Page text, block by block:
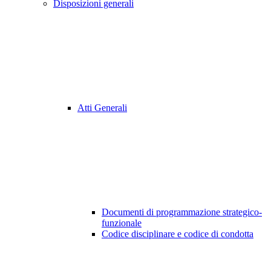
Disposizioni generali
Atti Generali
Documenti di programmazione strategico-
funzionale
Codice disciplinare e codice di condotta